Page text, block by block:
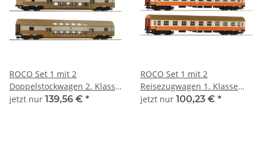
ROCO Set 1 mit 2
Doppelstockwagen 2. Klasse
DR Ep IV 6280025 Spur TT
jetzt nur 139,56 € *
ROCO Set 1 mit 2
Reisezugwagen 1. Klasse
Bauart Y/B 70 DR Ep IV
jetzt nur 100,23 € *